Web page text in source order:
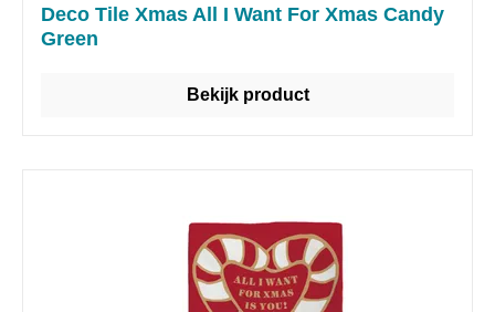
Deco Tile Xmas All I Want For Xmas Candy
Green
Bekijk product